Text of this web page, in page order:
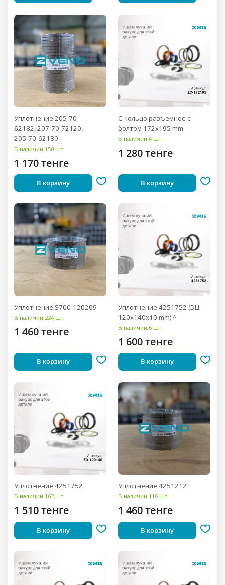
Уплотнение 205-70-
62182, 207-70-72120,
205-70-62180
В наличии 150 шт.
1 170 тенге
В корзину
С-кольцо разъемное с
болтом 172x195 mm
В наличии 4 шт.
1 280 тенге
В корзину
Уплотнение S700-120209
В наличии 224 шт.
1 460 тенге
В корзину
Уплотнение 4251752 (DLI
120x140x10 mm) ^
В наличии 6 шт.
1 600 тенге
В корзину
Уплотнение 4251752
В наличии 162 шт.
1 510 тенге
В корзину
Уплотнение 4251212
В наличии 116 шт.
1 460 тенге
В корзину